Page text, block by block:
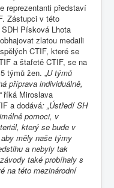
reprezentanti představí
Zástupci v této
Písková Lhota
zlatou medaili
CTIF, které se
a štafetě CTIF, se na
týmů žen. „U týmů
příprava individuálně,
říká Miroslava
a dodává: „ÚstředíSH
pomoci, v
který se bude v
měly naše týmy
a nebyly tak
také probíhaly s
na této mezinárodní